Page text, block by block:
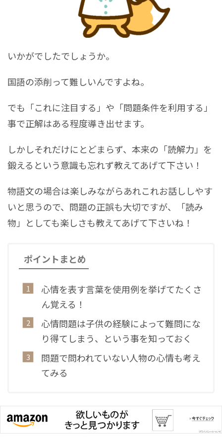
いかがでしたでしょうか。
国語の添削って難しいんですよね。
でも「これに注目する」や「問題条件を利用する」
事で正解はある程度導き出せます。
しかしそれだけにとどまらず、本来の「読解力」を
鍛えるという意識も忘れず教えてあげて下さい！
物語文の場合は楽しみながらあれこれお話ししやす
いと思うので、問題の正誤も大切ですが、「読み
物」としても楽しさも教えてあげて下さいね！
ポイントまとめ
心情を表す言葉を使用例を挙げてたくさ
ん覚える！
心情問題は子供の経験によって難問にな
り得てしまう、という事を知っておく
問題で問われていない人物の心情も考え
てみる